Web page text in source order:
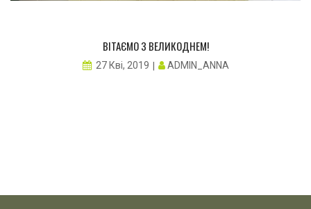
ВІТАЄМО З ВЕЛИКОДНЕМ!
27 Кві, 2019 ADMIN_ANNA